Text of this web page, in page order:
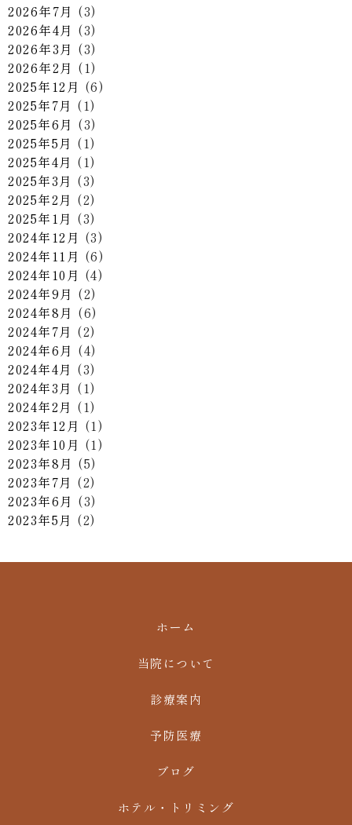
2026年7月 (3)
2026年4月 (3)
2026年3月 (3)
2026年2月 (1)
2025年12月 (6)
2025年7月 (1)
2025年6月 (3)
2025年5月 (1)
2025年4月 (1)
2025年3月 (3)
2025年2月 (2)
2025年1月 (3)
2024年12月 (3)
2024年11月 (6)
2024年10月 (4)
2024年9月 (2)
2024年8月 (6)
2024年7月 (2)
2024年6月 (4)
2024年4月 (3)
2024年3月 (1)
2024年2月 (1)
2023年12月 (1)
2023年10月 (1)
2023年8月 (5)
2023年7月 (2)
2023年6月 (3)
2023年5月 (2)
ホーム
当院について
診療案内
予防医療
ブログ
ホテル・トリミング